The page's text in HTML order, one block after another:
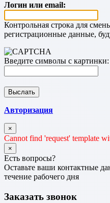
Логин или email:
Контрольная строка для
регистрационные данные,
Введите символы с картинки:
Авторизация
×
Cannot find 'request' template
×
Есть вопросы?
Оставьте ваши контактные
течение рабочего дня
Заказать звонок